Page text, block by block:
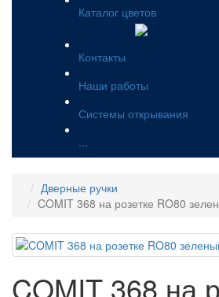
Каталог цветов
Контакты
Наши работы
Системы открывания
...
Дверные ручки
COMIT 368 на розетке RO80
COMIT 368 на